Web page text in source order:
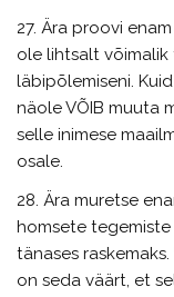
27. Ära proovi
ole lihtsalt
läbipõlemiseni.
näole VÕIB muuta
selle inimese
osale.
28. Ära muretse
homsete
tänases
on seda väärt, et